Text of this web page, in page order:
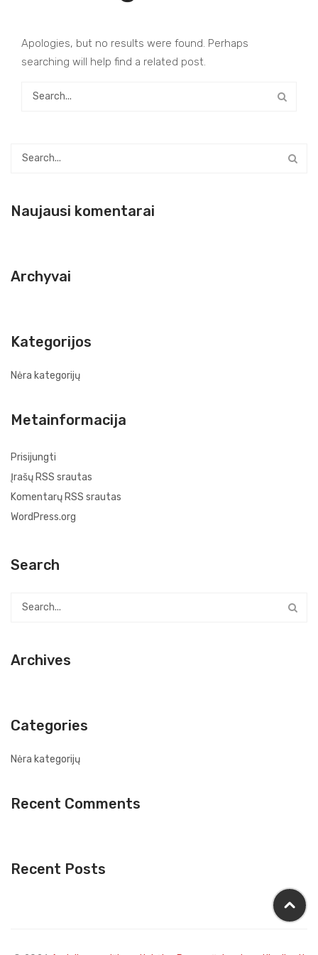
Apologies, but no results were found. Perhaps
searching will help find a related post.
Naujausi komentarai
Archyvai
Kategorijos
Nėra kategorijų
Metainformacija
Prisijungti
Įrašų RSS srautas
Komentarų RSS srautas
WordPress.org
Search
Archives
Categories
Nėra kategorijų
Recent Comments
Recent Posts